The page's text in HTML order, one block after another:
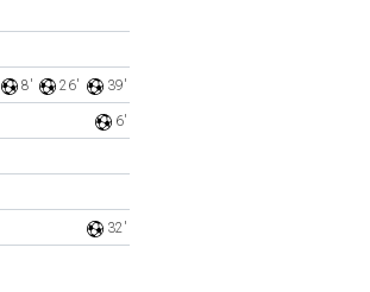
8' 26' 39'
6'
32'